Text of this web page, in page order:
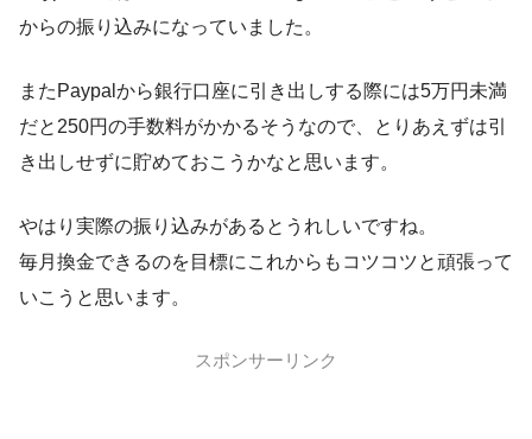
からの振り込みになっていました。
またPaypalから銀行口座に引き出しする際には5万円未満
だと250円の手数料がかかるそうなので、とりあえずは引
き出しせずに貯めておこうかなと思います。
やはり実際の振り込みがあるとうれしいですね。
毎月換金できるのを目標にこれからもコツコツと頑張って
いこうと思います。
スポンサーリンク